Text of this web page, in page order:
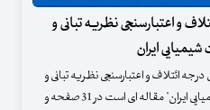
و اعتبارسنجی نظریه تبانی و
ایران
ائتلاف و اعتبارسنجی نظریه تبانی و
ساختار کارا در صنعت محصولات شیمیایی ایران" مقاله ای است در 31 صفحه و